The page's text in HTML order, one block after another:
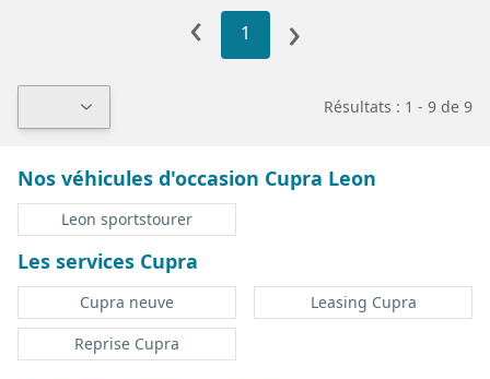
‹ 1 ›
Résultats : 1 - 9 de 9
Nos véhicules d'occasion Cupra Leon
Leon sportstourer
Les services Cupra
Cupra neuve
Leasing Cupra
Reprise Cupra